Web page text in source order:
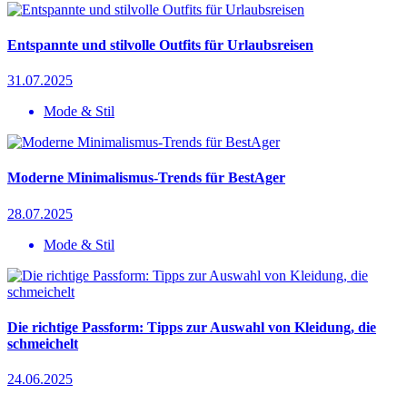
Entspannte und stilvolle Outfits für Urlaubsreisen
31.07.2025
Mode & Stil
Moderne Minimalismus-Trends für BestAger
28.07.2025
Mode & Stil
Die richtige Passform: Tipps zur Auswahl von Kleidung, die
schmeichelt
24.06.2025